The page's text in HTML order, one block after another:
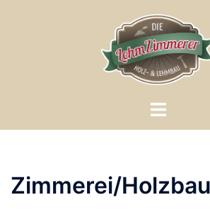
Menü
Zimmerei/Holzbau